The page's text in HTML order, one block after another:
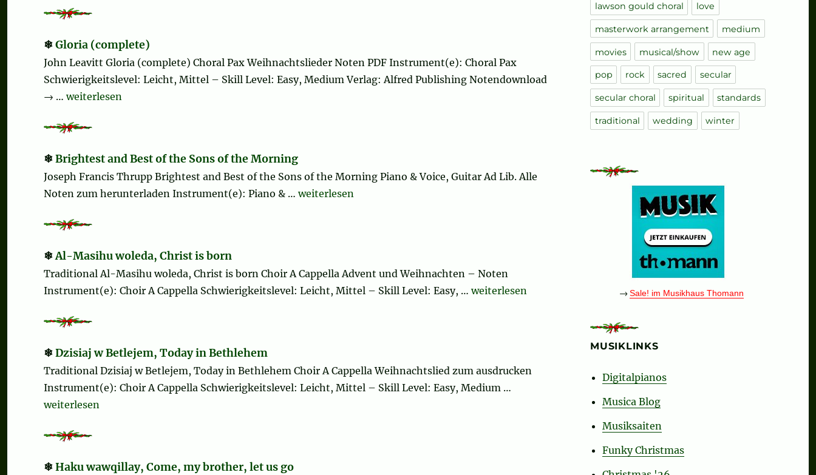
Gloria (complete)
John Leavitt Gloria (complete) Choral Pax Weihnachtslieder Noten PDF Instrument(e): Choral Pax
Schwierigkeitslevel: Leicht, Mittel – Skill Level: Easy, Medium Verlag: Alfred Publishing Notendownload
→ …„Gloria (complete)“
weiterlesen
Brightest and Best of the Sons of the Morning
Joseph Francis Thrupp Brightest and Best of the Sons of the Morning Piano & Voice, Guitar Ad Lib. Alle
Noten zum herunterladen Instrument(e): Piano & …„Brightest and Best of the Sons of the Morning“
weiterlesen
Al-Masihu woleda, Christ is born
Traditional Al-Masihu woleda, Christ is born Choir A Cappella Advent und Weihnachten – Noten
Instrument(e): Choir A Cappella Schwierigkeitslevel: Leicht, Mittel – Skill Level: Easy, …„Al-Masihu woleda, Christ is born“
weiterlesen
Dzisiaj w Betlejem, Today in Bethlehem
Traditional Dzisiaj w Betlejem, Today in Bethlehem Choir A Cappella Weihnachtslied zum ausdrucken
Instrument(e): Choir A Cappella Schwierigkeitslevel: Leicht, Mittel – Skill Level: Easy, Medium …
„Dzisiaj w Betlejem, Today in Bethlehem“
weiterlesen
Haku wawqillay, Come, my brother, let us go
lawson gould choral love
masterwork arrangement medium
movies musical/show new age
pop rock sacred secular
secular choral spiritual standards
traditional wedding winter
→Sale! im Musikhaus Thomann
MUSIKLINKS
Digitalpianos
Musica Blog
Musiksaiten
Funky Christmas